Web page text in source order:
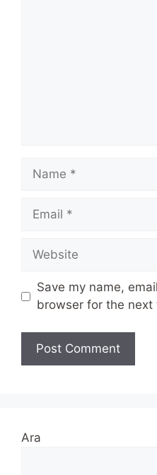
Name
Email
Website
Save my name,
browser for the next
Ara